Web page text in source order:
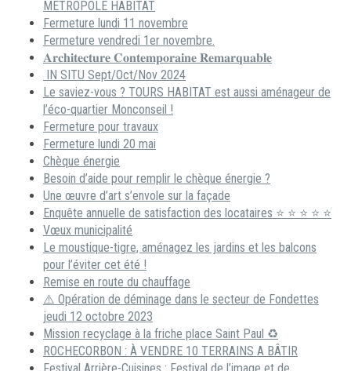
METROPOLE HABITAT
Fermeture lundi 11 novembre
Fermeture vendredi 1er novembre.
𝐀𝐫𝐜𝐡𝐢𝐭𝐞𝐜𝐭𝐮𝐫𝐞 𝐂𝐨𝐧𝐭𝐞𝐦𝐩𝐨𝐫𝐚𝐢𝐧𝐞 𝐑𝐞𝐦𝐚𝐫𝐪𝐮𝐚𝐛𝐥𝐞
IN SITU Sept/Oct/Nov 2024
Le saviez-vous ? TOURS HABITAT est aussi aménageur de
l’éco-quartier Monconseil !
Fermeture pour travaux
Fermeture lundi 20 mai
Chèque énergie
Besoin d’aide pour remplir le chèque énergie ?
Une œuvre d’art s’envole sur la façade
Enquête annuelle de satisfaction des locataires ⭐ ⭐ ⭐ ⭐ ⭐
Vœux municipalité
Le moustique-tigre, aménagez les jardins et les balcons
pour l’éviter cet été !
Remise en route du chauffage
⚠️ Opération de déminage dans le secteur de Fondettes
jeudi 12 octobre 2023
Mission recyclage à la friche place Saint Paul ♻️
ROCHECORBON : À VENDRE 10 TERRAINS A BÂTIR
Festival Arrière-Cuisines : Festival de l’image et de